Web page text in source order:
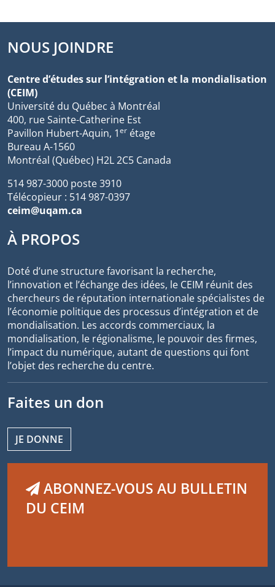
NOUS JOINDRE
Centre d’études sur l’intégration et la mondialisation
(CEIM)
Université du Québec à Montréal
400, rue Sainte-Catherine Est
Pavillon Hubert-Aquin, 1er étage
Bureau A-1560
Montréal (Québec) H2L 2C5 Canada
514 987-3000 poste 3910
Télécopieur : 514 987-0397
ceim@uqam.ca
À PROPOS
Doté d’une structure favorisant la recherche,
l’innovation et l’échange des idées, le CEIM réunit des
chercheurs de réputation internationale spécialistes de
l’économie politique des processus d’intégration et de
mondialisation. Les accords commerciaux, la
mondialisation, le régionalisme, le pouvoir des firmes,
l’impact du numérique, autant de questions qui font
l’objet des recherche du centre.
Faites un don
JE DONNE
ABONNEZ-VOUS AU BULLETIN
DU CEIM